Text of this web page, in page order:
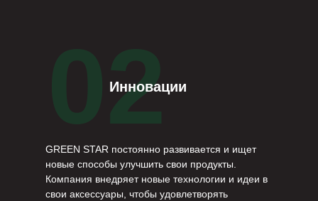
02
Инновации
GREEN STAR постоянно развивается и ищет
новые способы улучшить свои продукты.
Компания внедряет новые технологии и идеи в
свои аксессуары, чтобы удовлетворять